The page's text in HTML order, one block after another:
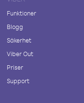
Funktioner
Blogg
Säkerhet
Viber Out
Priser
Support